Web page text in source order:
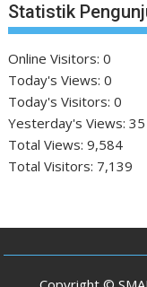
Statistik
Online Visitors:0
Today's Views:0
Today's Visitors:0
Yesterday's Views:35
Total Views:9,584
Total Visitors: 7,139